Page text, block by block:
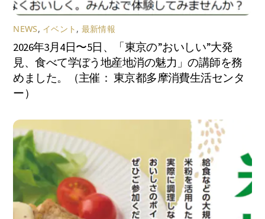
NEWS, イベント , 最新情報
2026年3月4日〜5日、「東京の”おいしい”大発
見、食べて学ぼう地産地消の魅力」の講師を務
めました。（主催： 東京都多摩消費生活センタ
ー）